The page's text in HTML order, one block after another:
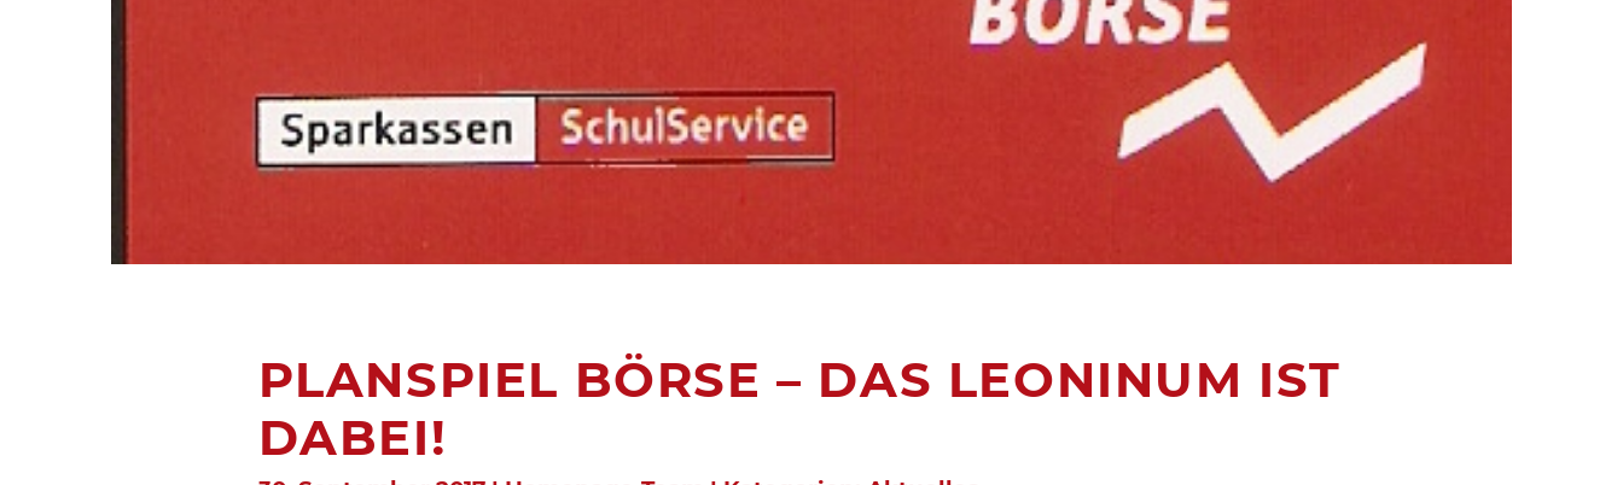
PLANSPIEL BÖRSE – DAS LEONINUM IST
DABEI!